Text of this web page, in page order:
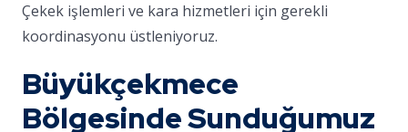
Çekek işlemleri ve kara hizmetleri için gerekli
koordinasyonu üstleniyoruz.
Büyükçekmece
Bölgesinde Sunduğumuz